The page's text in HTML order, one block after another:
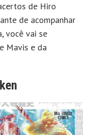
de Hiro
de acompanhar
você vai se
Mavis e da